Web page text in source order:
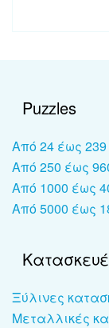
Puzzles
Από 24 έως
Από 250 έως
Από 1000 έως
Από 5000 έως
Ξύλινες
Μεταλλικές